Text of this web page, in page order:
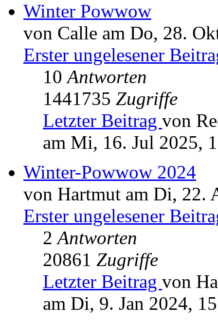
Winter Powwow
von Calle am Do, 28.
Erster ungelesener
10Antworten
1441735 Zugriffe
Letzter Beitrag von
am Mi, 16. Jul 2025,
Winter-Powwow 2024
von Hartmut am Di, 22.
Erster ungelesener
2Antworten
20861 Zugriffe
Letzter Beitrag von
am Di, 9. Jan 2024,